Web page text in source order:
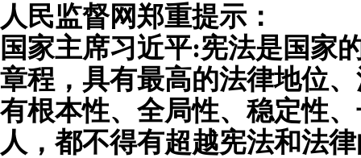
人民监督网郑重提示：
国家主席习近平:宪法是国家
章程，具有最高的法律地位
有根本性、全局性、稳定性
人，都不得有超越宪法和法